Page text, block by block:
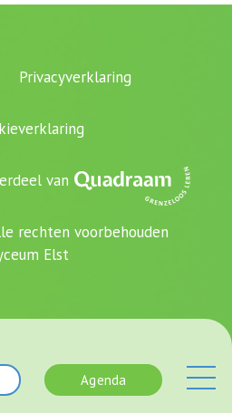
Agenda
Privacyverklaring
van
rechten voorbehouden
Elst